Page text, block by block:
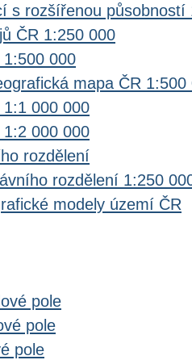
s rozšířenou působností
ČR 1:250 000
000
mapa ČR 1:500
1:1 000 000
1:2 000 000
rozdělení
rozdělení 1:250
modely území ČR
pole
pole
pole